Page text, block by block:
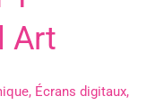
Art
, Écrans digitaux,